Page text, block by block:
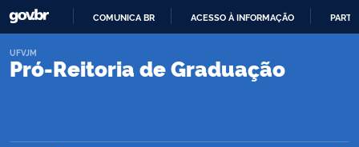
O
COMUNICA BR ACESSO À INFORMAÇÃO
Pró-Reitoria de Graduação
UFVJM